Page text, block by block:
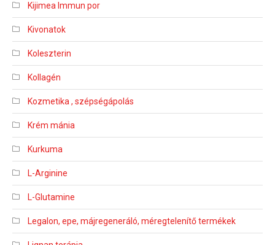
Kijimea Immun por
Kivonatok
Koleszterin
Kollagén
Kozmetika , szépségápolás
Krém mánia
Kurkuma
L-Arginine
L-Glutamine
Legalon, epe, májregeneráló, méregtelenítő termékek